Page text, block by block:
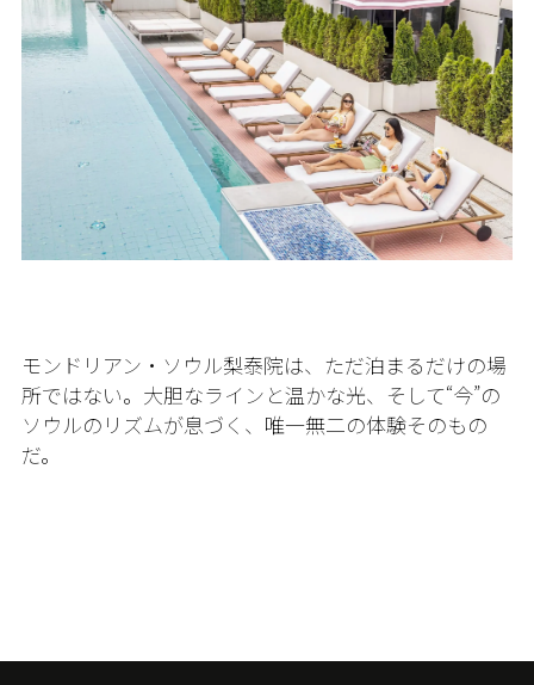
モンドリアン・ソウル梨泰院は、ただ泊まるだけの場
所ではない。大胆なラインと温かな光、そして“今”の
ソウルのリズムが息づく、唯一無二の体験そのもの
だ。